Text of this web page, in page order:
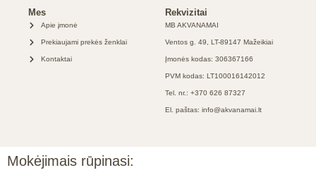
Mes
Apie įmonė
Prekiaujami prekės ženklai
Kontaktai
Rekvizitai
MB AKVANAMAI
Ventos g. 49, LT-89147 Mažeikiai
Įmonės kodas: 306367166
PVM kodas: LT100016142012
Tel. nr.: +370 626 87327
El. paštas: info@akvanamai.lt
Mokėjimais rūpinasi: